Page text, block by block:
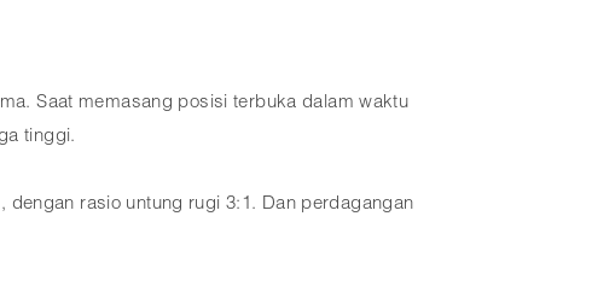
Saat memasang posisi terbuka dalam waktu
tinggi.
rasio untung rugi 3:1. Dan perdagangan